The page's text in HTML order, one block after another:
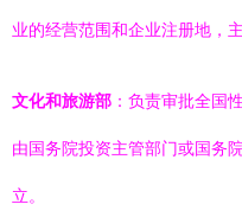
业的经营范围和企业注册地，
文化和旅游部 ：负责审批全国
由国务院投资主管部门或国务
立。